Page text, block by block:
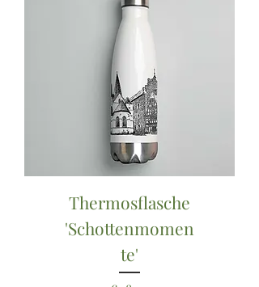
Thermosflasche
'Schottenmomen
te'